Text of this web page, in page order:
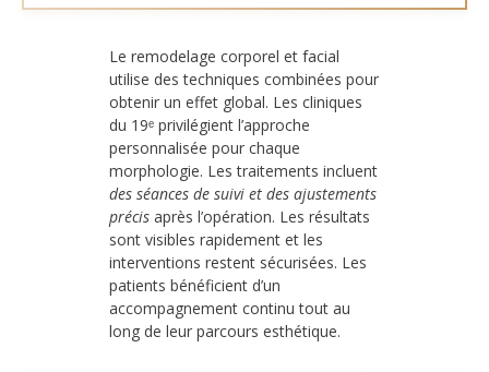
Le remodelage corporel et facial
utilise des techniques combinées pour
obtenir un effet global. Les cliniques
du 19ᵉ privilégient l’approche
personnalisée pour chaque
morphologie. Les traitements incluent
des séances de suivi et des ajustements
précis après l’opération. Les résultats
sont visibles rapidement et les
interventions restent sécurisées. Les
patients bénéficient d’un
accompagnement continu tout au
long de leur parcours esthétique.